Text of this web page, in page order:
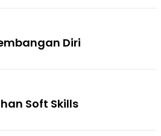
Diri
Soft Skills